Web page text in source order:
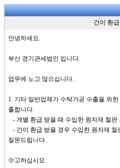
간이 환
안녕하세요.
부산 경기관세법인 입니다.
업무에 노고 많으십니다.
1. 기타 일반업체가 수탁가공 수출을 위
출합니다.
- 개별 환급 받을 때 수입한 원자재 철
- 간이 환급 받을 경우 수입한 원자재
질문드립니다.
수고하십시요